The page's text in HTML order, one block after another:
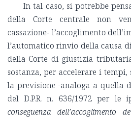
In tal caso, si potrebbe
della Corte centrale non
cassazione- l’accoglimento
l’automatico rinvio della causa
della Corte di giustizia
sostanza, per accelerare i
la previsione -analoga a quella
del D.P.R. n. 636/1972 per le
conseguenza dell’accoglimento